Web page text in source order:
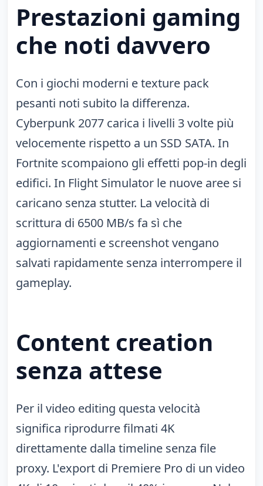
Prestazioni gaming
che noti davvero
Con i giochi moderni e texture pack
pesanti noti subito la differenza.
Cyberpunk 2077 carica i livelli 3 volte più
velocemente rispetto a un SSD SATA. In
Fortnite scompaiono gli effetti pop-in degli
edifici. In Flight Simulator le nuove aree si
caricano senza stutter. La velocità di
scrittura di 6500 MB/s fa sì che
aggiornamenti e screenshot vengano
salvati rapidamente senza interrompere il
gameplay.
Content creation
senza attese
Per il video editing questa velocità
significa riprodurre filmati 4K
direttamente dalla timeline senza file
proxy. L'export di Premiere Pro di un video